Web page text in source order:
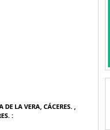
LA VERA, CÁCERES. ,
: